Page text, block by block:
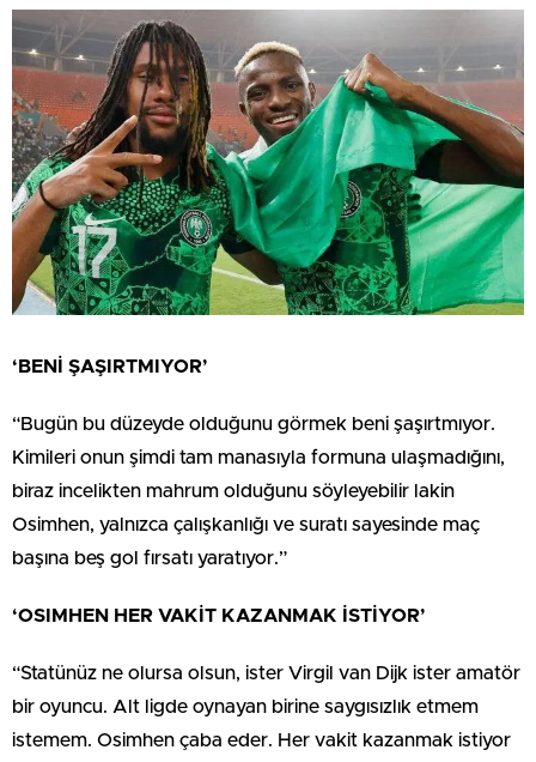
‘BENİ ŞAŞIRTMIYOR’
“Bugün bu düzeyde olduğunu görmek beni şaşırtmıyor.
Kimileri onun şimdi tam manasıyla formuna ulaşmadığını,
biraz incelikten mahrum olduğunu söyleyebilir lakin
Osimhen, yalnızca çalışkanlığı ve suratı sayesinde maç
başına beş gol fırsatı yaratıyor.”
‘OSIMHEN HER VAKİT KAZANMAK İSTİYOR’
“Statünüz ne olursa olsun, ister Virgil van Dijk ister amatör
bir oyuncu. Alt ligde oynayan birine saygısızlık etmem
istemem. Osimhen çaba eder. Her vakit kazanmak istiyor